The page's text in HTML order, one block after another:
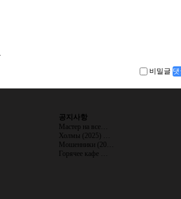
비밀글
공지사항
Мастер на все…
Холмы (2025) …
Мошенники (20…
Горячее кафе …